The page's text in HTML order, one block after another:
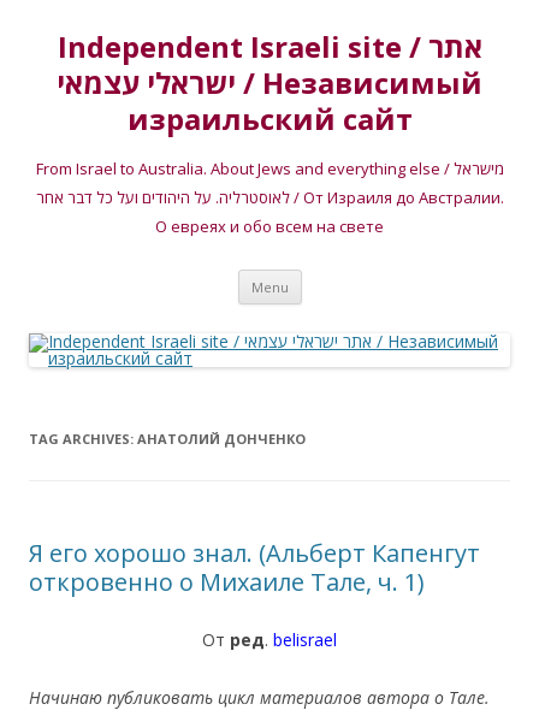
Independent Israeli site / אתר
ישראלי עצמאי / Независимый
израильский сайт
From Israel to Australia. About Jews and everything else / מישראל
לאוסטרליה. על היהודים ועל כל דבר אחר / От Израиля до Австралии.
О евреях и обо всем на свете
Menu Skip
content
TAG ARCHIVES: АНАТОЛИЙ ДОНЧЕНКО
Я его хорошо знал. (Альберт Капенгут
откровенно о Михаиле Тале, ч. 1)
От ред. belisrael
Начинаю публиковать цикл материалов автора о Тале.